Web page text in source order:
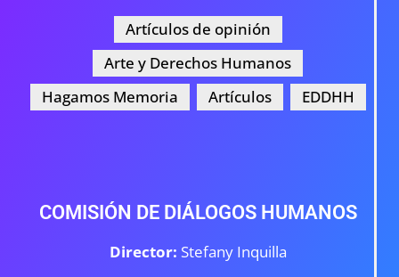
Artículos de opinión
Arte y Derechos Humanos
Hagamos Memoria
Artículos EDDHH
COMISIÓN DE DIÁLOGOS HUMANOS
Director: Stefany Inquilla